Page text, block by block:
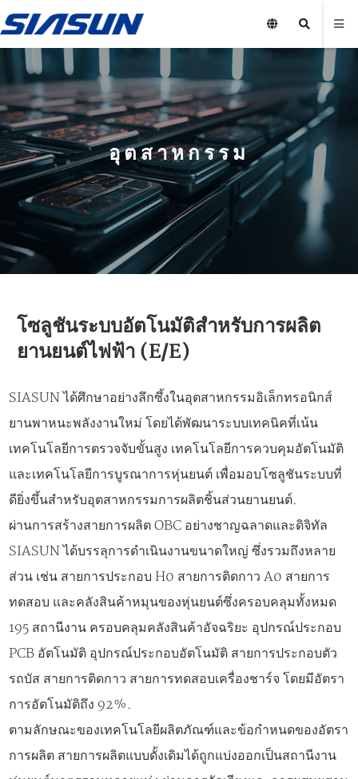
อุตสาหกรรม
โซลูชันระบบอัตโนมัติสำหรับการผลิต
ยานยนต์ไฟฟ้า (E/E)
SIASUN ได้ศึกษาอย่างลึกซึ้งในอุตสาหกรรมอิเล็กทรอนิกส์
ยานพาหนะพลังงานใหม่ โดยได้พัฒนาระบบเทคนิคที่เน้น
เทคโนโลยีการตรวจจับขั้นสูง เทคโนโลยีการควบคุมอัตโนมัติ
และเทคโนโลยีการบูรณาการหุ่นยนต์ เพื่อมอบโซลูชันระบบที่
ดียิ่งขึ้นสำหรับอุตสาหกรรมการผลิตชิ้นส่วนยานยนต์.
ผ่านการสร้างสายการผลิต OBC อย่างชาญฉลาดและดิจิทัล
SIASUN ได้บรรลุการดำเนินงานขนาดใหญ่ ซึ่งรวมถึงหลาย
ส่วน เช่น สายการประกอบ H0 สายการติดกาว A0 สายการ
ทดสอบ และคลังสินค้าหมุนของหุ่นยนต์ซึ่งครอบคลุมทั้งหมด
195 สถานีงาน ครอบคลุมคลังสินค้าอัจฉริยะ อุปกรณ์ประกอบ
PCB อัตโนมัติ อุปกรณ์ประกอบอัตโนมัติ สายการประกอบตัว
รถบัส สายการติดกาว สายการทดสอบเครื่องชาร์จ โดยมีอัตรา
การอัตโนมัติถึง 92%.
ตามลักษณะของเทคโนโลยีผลิตภัณฑ์และข้อกำหนดของอัตรา
การผลิต สายการผลิตแบบดั้งเดิมได้ถูกแบ่งออกเป็นสถานีงาน